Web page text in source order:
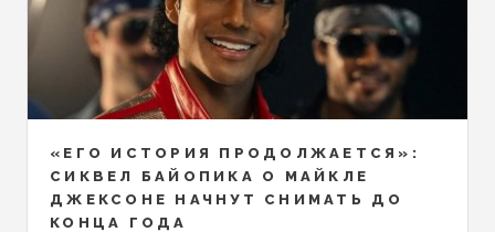
«ЕГО ИСТОРИЯ ПРОДОЛЖАЕТСЯ»:
СИКВЕЛ БАЙОПИКА О МАЙКЛЕ
ДЖЕКСОНЕ НАЧНУТ СНИМАТЬ ДО
КОНЦА ГОДА